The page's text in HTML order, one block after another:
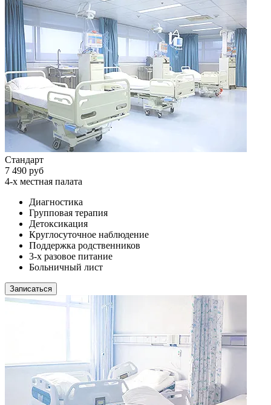
Стандарт
7 490 руб
4-х местная палата
Диагностика
Групповая терапия
Детоксикация
Круглосуточное наблюдение
Поддержка родственников
3-х разовое питание
Больничный лист
Записаться